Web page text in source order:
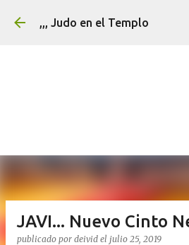
Ir al contenido
,,, Judo en el Templo
JAVI... Nuevo Cinto
publicado por deivid el julio 25, 2019